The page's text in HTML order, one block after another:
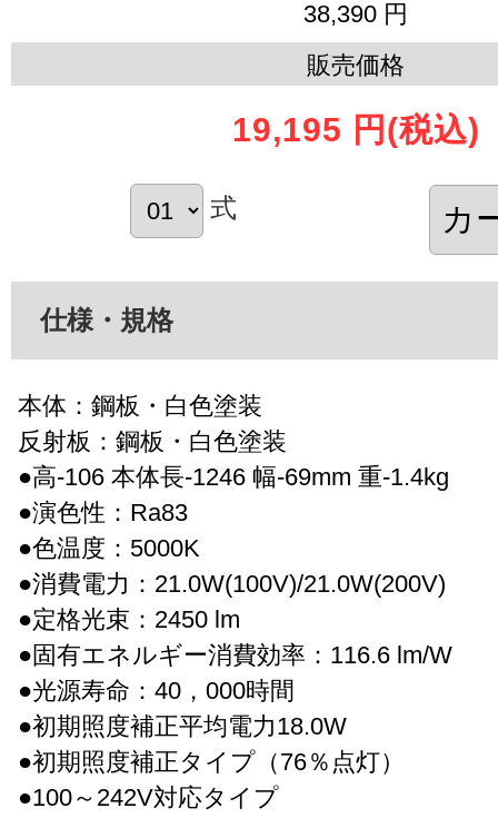
38,390 円
販売価格
19,195 円 (税込)
式
仕様・規格
本体：鋼板・白色塗装
反射板：鋼板・白色塗装
●高-106 本体長-1246 幅-69mm 重-1.4kg
●演色性：Ra83
●色温度：5000K
●消費電力：21.0W(100V)/21.0W(200V)
●定格光束：2450 lm
●固有エネルギー消費効率：116.6 lm/W
●光源寿命：40，000時間
●初期照度補正平均電力18.0W
●初期照度補正タイプ（76％点灯）
●100～242V対応タイプ